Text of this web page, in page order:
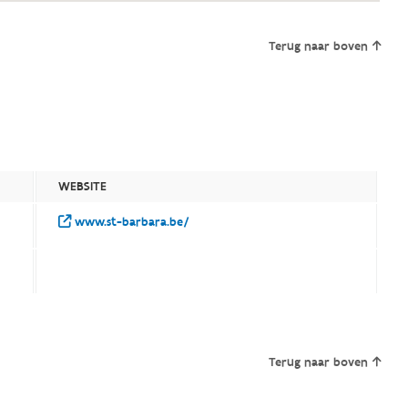
Terug naar boven
WEBSITE
www.st-barbara.be/
Terug naar boven